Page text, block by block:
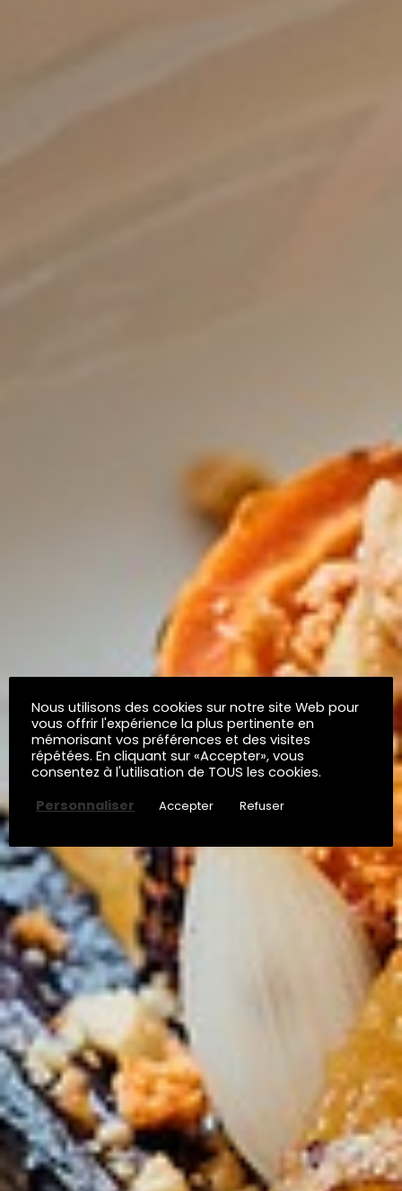
Nous utilisons des cookies sur notre site Web pour
vous offrir l'expérience la plus pertinente en
mémorisant vos préférences et des visites
répétées. En cliquant sur «Accepter», vous
consentez à l'utilisation de TOUS les cookies.
Personnaliser
Accepter Refuser